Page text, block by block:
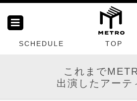
SCHEDULE TOP
これまで
出演したアーテ